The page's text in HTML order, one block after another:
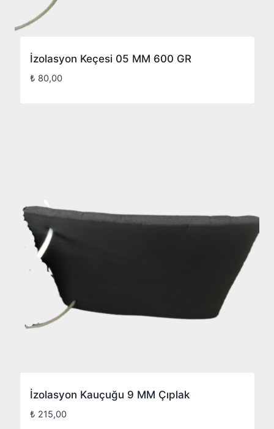
İzolasyon Keçesi 05 MM 600 GR
₺ 80,00
İzolasyon Kauçuğu 9 MM Çıplak
₺ 215,00